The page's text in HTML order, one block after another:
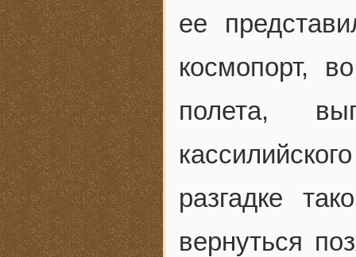
ее
космопорт,
полета,
разгадке
вернуться